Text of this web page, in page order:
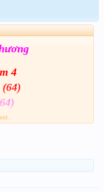
4
mắn!